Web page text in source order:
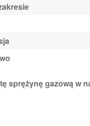
sprężynę gazową w